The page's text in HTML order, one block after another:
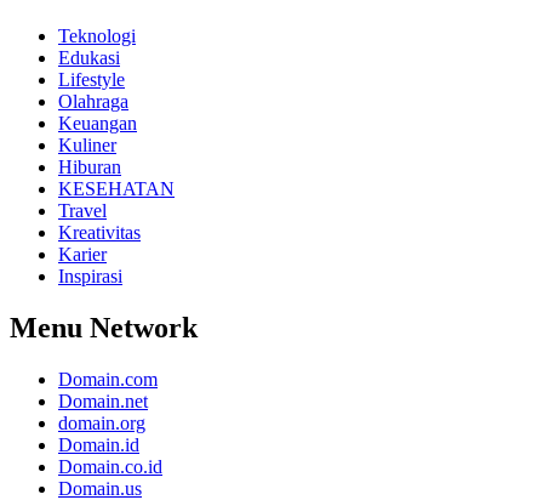
Teknologi
Edukasi
Lifestyle
Olahraga
Keuangan
Kuliner
Hiburan
KESEHATAN
Travel
Kreativitas
Karier
Inspirasi
Menu Network
Domain.com
Domain.net
domain.org
Domain.id
Domain.co.id
Domain.us